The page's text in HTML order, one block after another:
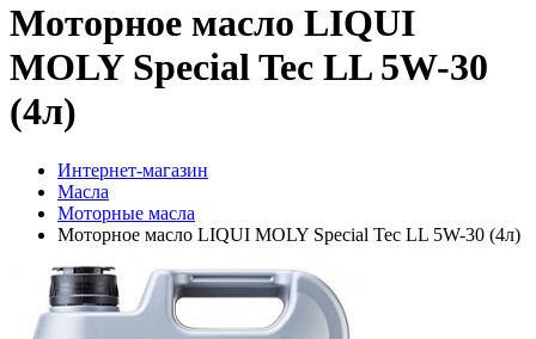
Моторное масло LIQUI
MOLY Special Tec LL 5W-30
(4л)
Интернет-магазин
Масла
Моторные масла
Моторное масло LIQUI MOLY Special Tec LL 5W-30 (4л)